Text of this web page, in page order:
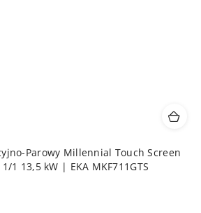
Parowy Millennial Touch Screen
1 13,5 kW | EKA MKF711GTS